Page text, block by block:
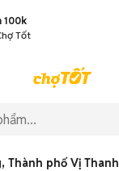
100k
Tốt
Thành phố Vị Thanh